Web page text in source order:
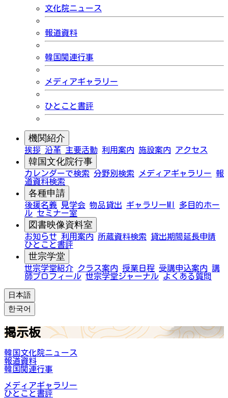
文化院ニュース
報道資料
韓国関連行事
メディアギャラリー
ひとこと書評
機関紹介
挨拶 沿革 主要活動 利用案内 施設案内 アクセス
韓国文化院行事
カレンダーで検索 分野別検索 メディアギャラリー 報
道資料検索
各種申請
後援名義 見学会 物品貸出 ギャラリーMI
多目的ホー
ル セミナー室
図書映像資料室
お知らせ 利用案内 所蔵資料検索
貸出期間延長申請
ひとこと書評
世宗学堂
世宗学堂紹介 クラス案内 授業日程 受講申込案内 講
師プロフィール 世宗学堂ジャーナル よくある質問
日本語
한국어
掲示板
韓国文化院ニュース
報道資料
韓国関連行事
メディアギャラリー
ひとこと書評